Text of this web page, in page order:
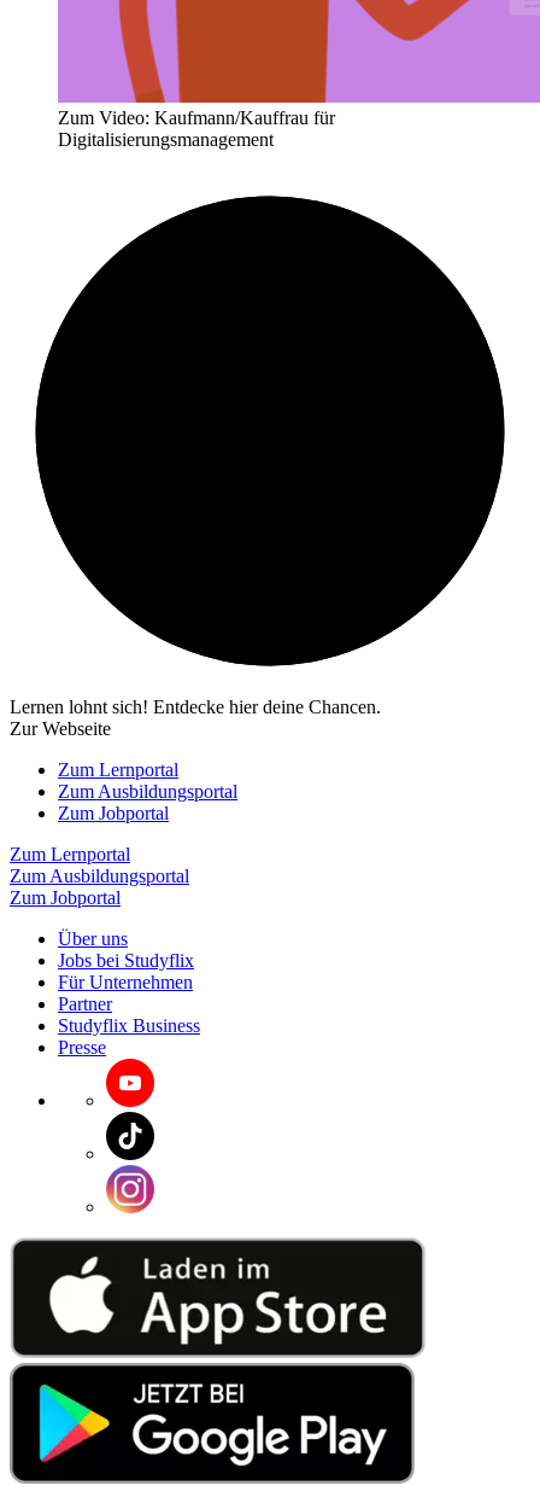
Zum Video: Kaufmann/Kauffrau für
Digitalisierungsmanagement
Lernen lohnt sich! Entdecke hier deine Chancen.
Zur Webseite
Zum Lernportal
Zum Ausbildungsportal
Zum Jobportal
Zum Lernportal
Zum Ausbildungsportal
Zum Jobportal
Über uns
Jobs bei Studyflix
Für Unternehmen
Partner
Studyflix Business
Presse